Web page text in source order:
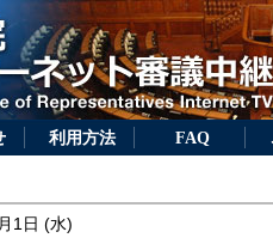
利用方法 FAQ
1日 (水)